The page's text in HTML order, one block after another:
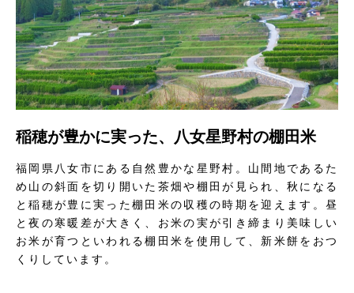
稲穂が豊かに実った、八女星野村の棚田米
福岡県八女市にある自然豊かな星野村。山間地であるた
め山の斜面を切り開いた茶畑や棚田が見られ、秋になる
と稲穂が豊に実った棚田米の収穫の時期を迎えます。昼
と夜の寒暖差が大きく、お米の実が引き締まり美味しい
お米が育つといわれる棚田米を使用して、新米餅をおつ
くりしています。